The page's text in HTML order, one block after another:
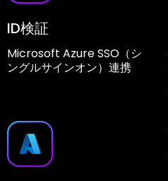
ID検証
Microsoft Azure SSO（シ
ングルサインオン）連携